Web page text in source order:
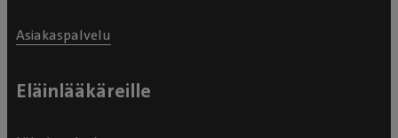
Asiakaspalvelu
Eläinlääkäreille